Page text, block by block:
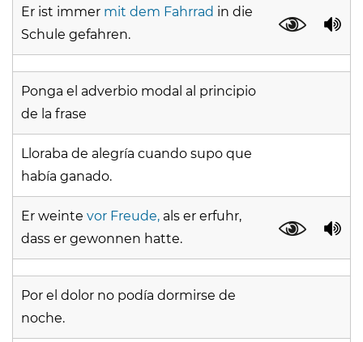
Er ist immer mit dem Fahrrad in die
Schule gefahren.
Ponga el adverbio modal al principio
de la frase
Lloraba de alegría cuando supo que
había ganado.
Er weinte vor Freude, als er erfuhr,
dass er gewonnen hatte.
Por el dolor no podía dormirse de
noche.